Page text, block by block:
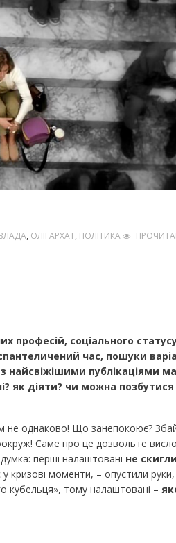
, ОЛІГАРХАТ, ПОЛІТИКА
професій, соціального
час, пошуки
найсвіжішими публікаціями
як діяти? чи можна позбутися
не однаково! Що занепокоює?
Саме про це дозвольте
перші налаштовані не
кризові моменти, – опустили
кубельця», тому налаштовані –